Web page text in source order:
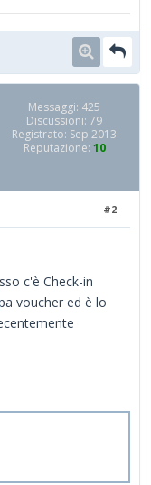
Messaggi: 425
Discussioni: 79
Registrato: Sep 2013
Reputazione: 10
#2
c'è Check-in
voucher ed è lo